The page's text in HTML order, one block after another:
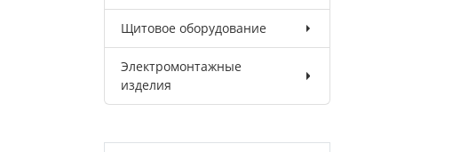
Щитовое оборудование
Электромонтажные
изделия